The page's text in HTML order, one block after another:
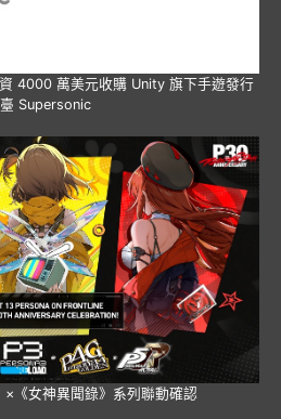
4000 萬美元收購 Unity 旗下手遊發行
Supersonic
×《女神異聞錄》系列聯動確認